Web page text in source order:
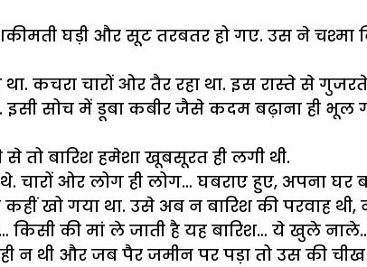
घड़ी और सूट तरबतर हो गए. उस ने
था. कचरा चारों ओर तैर रहा था. इस रास्ते से
सोच में डूबा कबीर जैसे कदम बढ़ाना ही भूल
तो बारिश हमेशा खूबसूरत ही लगी थी.
ओर लोग ही लोग… घबराए हुए, अपना घर
खो गया था. उसे अब न बारिश की परवाह
किसी की मां ले जाती है यह बारिश… ये खुले
न थी और जब पैर जमीन पर पड़ा तो उस की